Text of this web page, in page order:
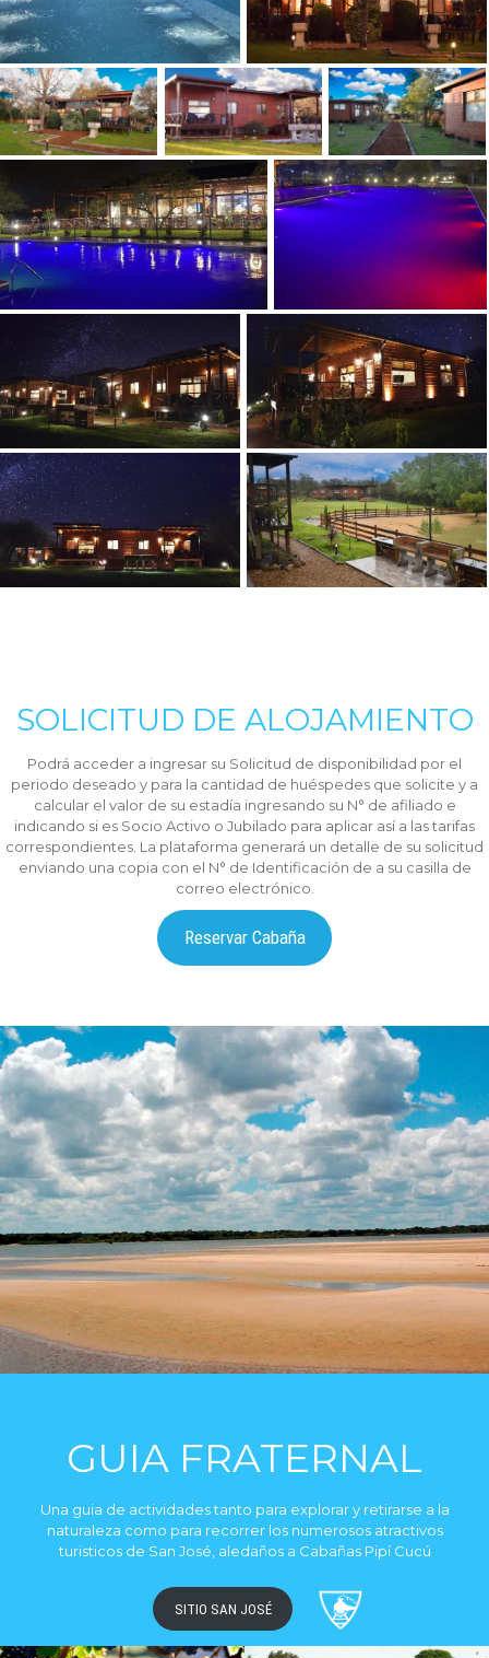
SOLICITUD DE ALOJAMIENTO
Podrá acceder a ingresar su Solicitud de disponibilidad por el
periodo deseado y para la cantidad de huéspedes que solicite y a
calcular el valor de su estadía ingresando su N° de afiliado e
indicando si es Socio Activo o Jubilado para aplicar así a las tarifas
correspondientes. La plataforma generará un detalle de su solicitud
enviando una copia con el N° de Identificación de a su casilla de
correo electrónico.
Reservar Cabaña
GUIA FRATERNAL
Una guia de actividades tanto para explorar y retirarse a la
naturaleza como para recorrer los numerosos atractivos
turisticos de San José, aledaños a Cabañas Pipí Cucú
SITIO SAN JOSÉ